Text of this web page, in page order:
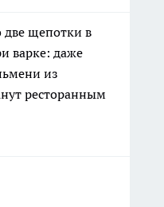
две щепотки в
варке: даже
из
ресторанным